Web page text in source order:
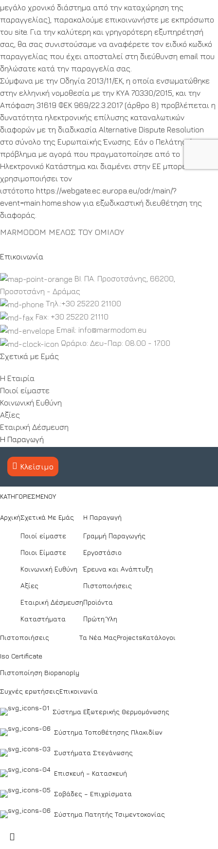
μεγάλο χρονικό διάστημα από την καταχώρηση της
παραγγελίας), παρακαλούμε επικοινωνήστε με εκπρόσωπο
του site. Για την καλύτερη και γρηγορότερη εξυπηρέτησή
σας, θα σας συνιστούσαμε να αναφέρετε τον ειδικό κωδικό
παραγγελίας που έχει αποσταλεί στη διεύθυνση email που
δηλώσατε κατά την παραγγελία σας.
Σύμφωνα με την Οδηγία 2013/11/ΕΚ, η οποία ενσωματώθηκε
στην ελληνική νομοθεσία με την ΚΥΑ 70330/2015, και την
Απόφαση 31619 ΦΕΚ 969/22.3.2017 (άρθρο 8) προβλέπεται η
δυνατότητα ηλεκτρονικής επίλυσης καταναλωτικών
διαφορών με τη διαδικασία Alternative Dispute Resolution
στο σύνολο της Ευρωπαϊκής Ένωσης. Εάν ο Πελάτης έχει
πρόβλημα με αγορά που πραγματοποίησε από το
Ηλεκτρονικό Κατάστημα και διαμένει στην ΕΕ μπορεί να
χρησιμοποιήσει τον
ιστότοπο https://webgate.ec.europa.eu/odr/main/?
event=main.home.show για εξωδικαστική διευθέτηση της
διαφοράς.
MARMODOM ΜΕΛΟΣ ΤΟΥ ΟΜΙΛΟΥ
Επικοινωνία
ΒΙ. ΠΑ. Προσοτσάνης, 66200,
Προσοτσάνη - Δράμας
Τηλ.:+30 25220 21100
Fax: +30 25220 21110
Email: info@marmodom.eu
Ωράριο: Δευ-Παρ: 08.00 - 17.00
Σχετικά με Εμάς
Η Εταιρία
Ποιοί είμαστε
Κοινωνική Ευθύνη
Αξίες
Εταιρική Δέσμευση
Η Παραγωγή
Πρώτη Ύλη
Εργοστάσιο
Γραμμή Παραγωγής
Έρευνα και Ανάπτυξη
Χρήσιμα Link
Πολιτική Απορρήτου
Πολιτική Cookies
Μάθετε πρώτοι τα νέα μας
Συμπληρώστε το email σας για να εγγραφείτε στο
newsletter μας!
Social Links:
Κλείσιμο
ΚΑΤΗΓΟΡΊΕΣΜΕΝΟΥ
ΑρχικήΣχετικά Με Εμάς
Ποιοί είμαστε
Ποιοι Είμαστε
Κοινωνική Ευθύνη
Αξίες
Εταιρική Δέσμευση
Καταστήματα
Η Παραγωγή
Γραμμή Παραγωγής
Εργοστάσιο
Έρευνα και Ανάπτυξη
Πιστοποιήσεις
Προϊόντα
Πρώτη Ύλη
Πιστοποιήσεις
Iso Certificate
Πιστοποίηση Biopanoply
Τα Νέα ΜαςProjectsΚατάλογοι
Συχνές ερωτήσειςΕπικοινωνία
Σύστημα Εξωτερικής Θερμομόνωσης
Σύστημα Τοποθέτησης Πλακιδίων
Συστήματα Στεγάνωσης
Επισκευή – Κατασκευή
Σοβάδες – Επιχρίσματα
Σύστημα Πατητής Τσιμεντοκονίας